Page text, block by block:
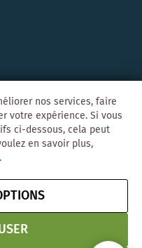
Digital AG
Résilier le contrat
nos services, faire
votre expérience. Si vous
ci-dessous, cela peut
en savoir plus,
.